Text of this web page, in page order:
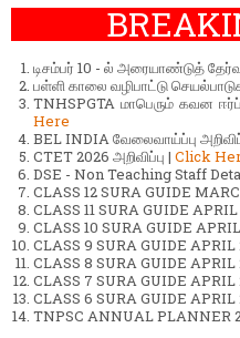
டிசம்பர் 10 - ல் அரையாண்டுத்
பள்ளி காலை வழிபாட்டு
TNHSPGTA மாபெரும் கவன
Here
BEL INDIA வேலைவாய்ப்பு
CTET 2026 அறிவிப்பு | Click
DSE - Non Teaching Staff
CLASS 12 SURA GUIDE
CLASS 11 SURA GUIDE
CLASS 10 SURA GUIDE
CLASS 9 SURA GUIDE APRIL
CLASS 8 SURA GUIDE APRIL
CLASS 7 SURA GUIDE APRIL
CLASS 6 SURA GUIDE APRIL
TNPSC ANNUAL PLANNER